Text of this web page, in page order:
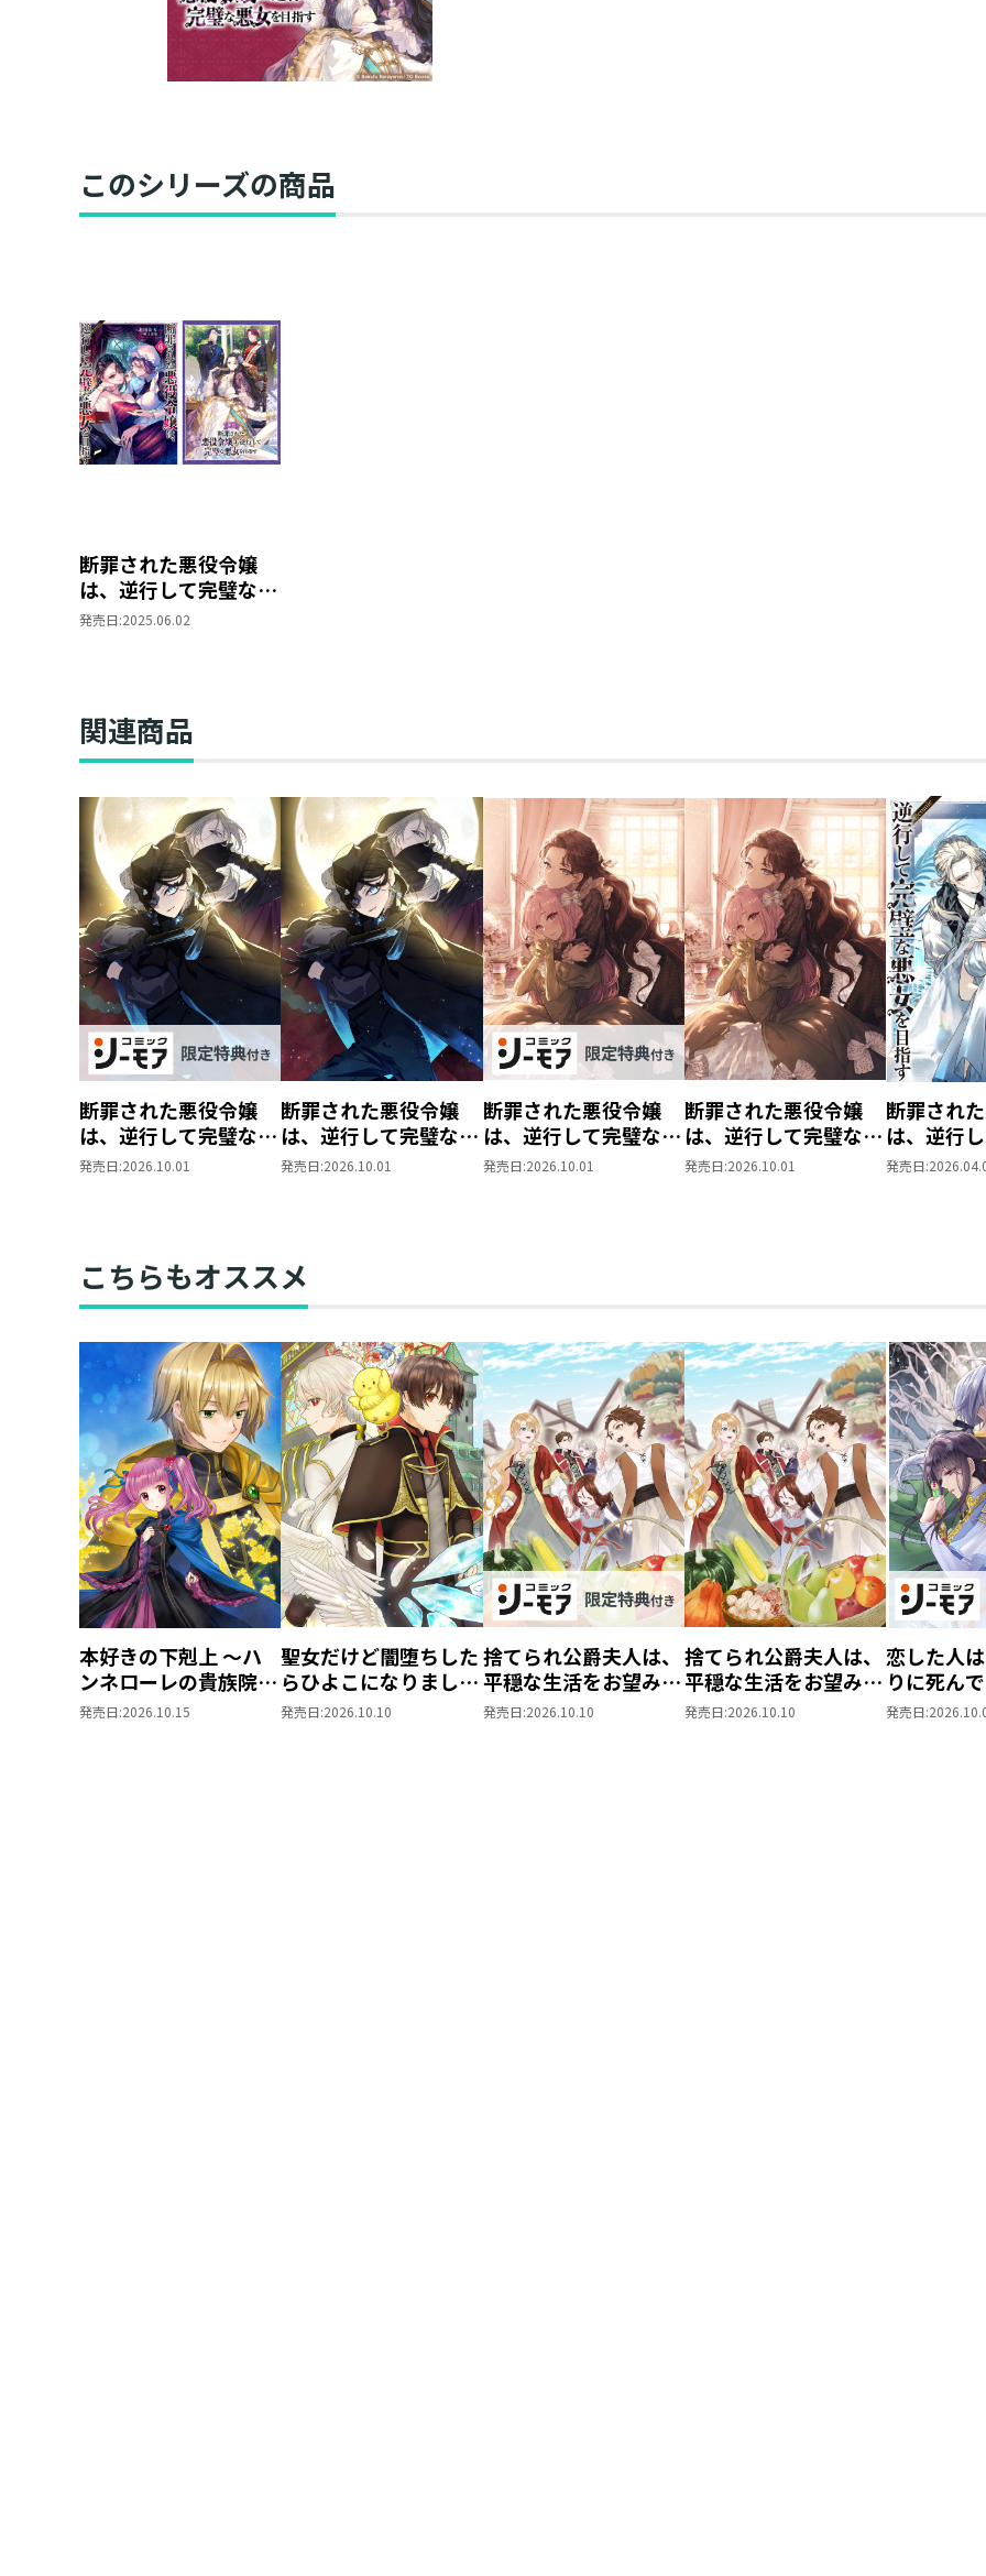
このシリーズの商品
断罪された悪役令嬢
は、逆行して完璧な悪
女を目指す@COMIC
発売日:2025.06.02
関連商品
断罪された悪役令嬢
は、逆行して完璧な悪
女を目指す@COMIC
発売日:2026.10.01
断罪された悪役令嬢
は、逆行して完璧な悪
女を目指す@COMIC
発売日:2026.10.01
断罪された悪役令嬢
は、逆行して完璧な悪
女を目指す11【シー
発売日:2026.10.01
断罪された悪役令嬢
は、逆行して完璧な悪
女を目指す11
発売日:2026.10.01
断罪され
は、逆行
女を目指す
発売日:
こちらもオススメ
本好きの下剋上 ～ハ
ンネローレの貴族院五
年生～ 「恋してみた
発売日:2026.10.15
聖女だけど闇堕ちした
らひよこになりまし
た！@COMIC 第4巻
発売日:2026.10.10
捨てられ公爵夫人は、
平穏な生活をお望みの
ようです@COMIC 第3
発売日:2026.10.10
捨てられ公爵夫人は、
平穏な生活をお望みの
ようです@COMIC 第3
発売日:2026.10.10
恋した人
りに死ん
た。―妹と
発売日: